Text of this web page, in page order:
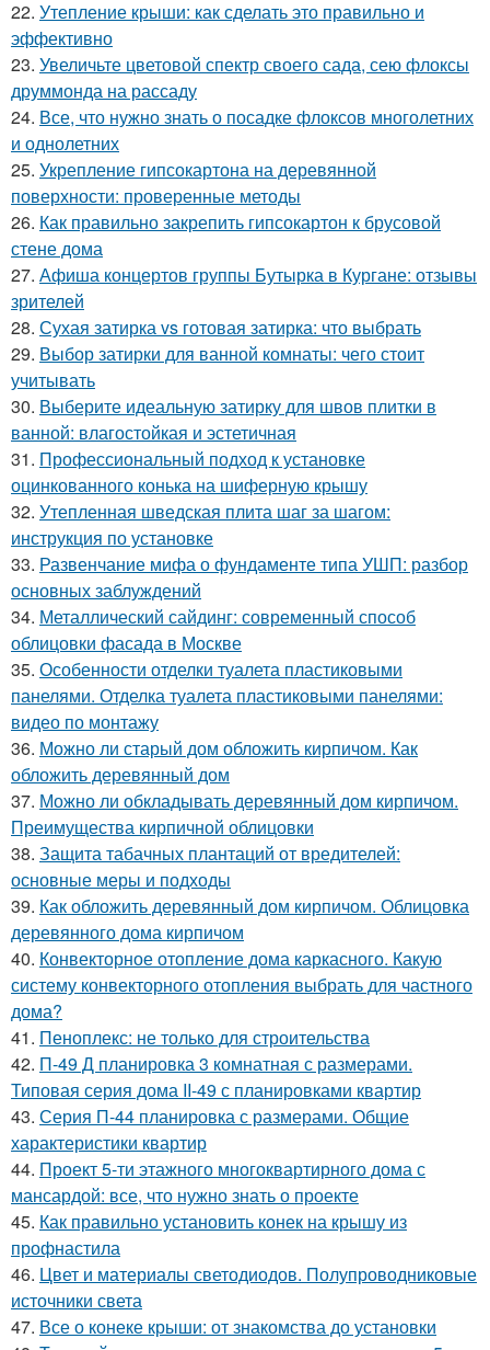
22. Утепление крыши: как сделать это правильно и
эффективно
23. Увеличьте цветовой спектр своего сада, сею флоксы
друммонда на рассаду
24. Все, что нужно знать о посадке флоксов многолетних
и однолетних
25. Укрепление гипсокартона на деревянной
поверхности: проверенные методы
26. Как правильно закрепить гипсокартон к брусовой
стене дома
27. Афиша концертов группы Бутырка в Кургане: отзывы
зрителей
28. Сухая затирка vs готовая затирка: что выбрать
29. Выбор затирки для ванной комнаты: чего стоит
учитывать
30. Выберите идеальную затирку для швов плитки в
ванной: влагостойкая и эстетичная
31. Профессиональный подход к установке
оцинкованного конька на шиферную крышу
32. Утепленная шведская плита шаг за шагом:
инструкция по установке
33. Развенчание мифа о фундаменте типа УШП: разбор
основных заблуждений
34. Металлический сайдинг: современный способ
облицовки фасада в Москве
35. Особенности отделки туалета пластиковыми
панелями. Отделка туалета пластиковыми панелями:
видео по монтажу
36. Можно ли старый дом обложить кирпичом. Как
обложить деревянный дом
37. Можно ли обкладывать деревянный дом кирпичом.
Преимущества кирпичной облицовки
38. Защита табачных плантаций от вредителей:
основные меры и подходы
39. Как обложить деревянный дом кирпичом. Облицовка
деревянного дома кирпичом
40. Конвекторное отопление дома каркасного. Какую
систему конвекторного отопления выбрать для частного
дома?
41. Пеноплекс: не только для строительства
42. П-49 Д планировка 3 комнатная с размерами.
Типовая серия дома II-49 с планировками квартир
43. Серия П-44 планировка с размерами. Общие
характеристики квартир
44. Проект 5-ти этажного многоквартирного дома с
мансардой: все, что нужно знать о проекте
45. Как правильно установить конек на крышу из
профнастила
46. Цвет и материалы светодиодов. Полупроводниковые
источники света
47. Все о конеке крыши: от знакомства до установки